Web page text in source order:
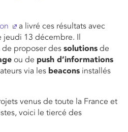
a livré ces résultats avec
jeudi 13 décembre. Il
proposer des solutions de
ou de push d’informations
via les beacons installés
venus de toute la France et
voici le tiercé des